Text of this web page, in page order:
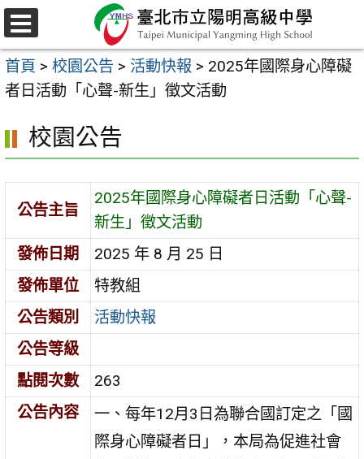
跳
至
主
要
容
區
選
單
首頁 > 校園公告 > 活動快報 > 2025年國際身心障礙
者日活動「心聲-新生」徵文活動
校園公告
公告主旨
2025年國際身心障礙者日活動「心聲-
新生」徵文活動
發佈日期
2025 年 8 月 25 日
發佈單位
特教組
公告類別
活動快報
公告等級
點閱次數
263
公告內容
一、每年12月3日為聯合國訂定之「國
際身心障礙者日」，本局為促進社會